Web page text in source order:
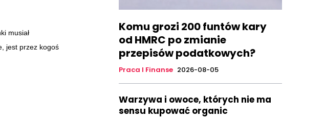
musiał
jest przez kogoś
Komu grozi 200 funtów kary
od HMRC po zmianie
przepisów podatkowych?
Praca I Finanse 2026-08-05
Warzywa i owoce, których nie ma
sensu kupować organic